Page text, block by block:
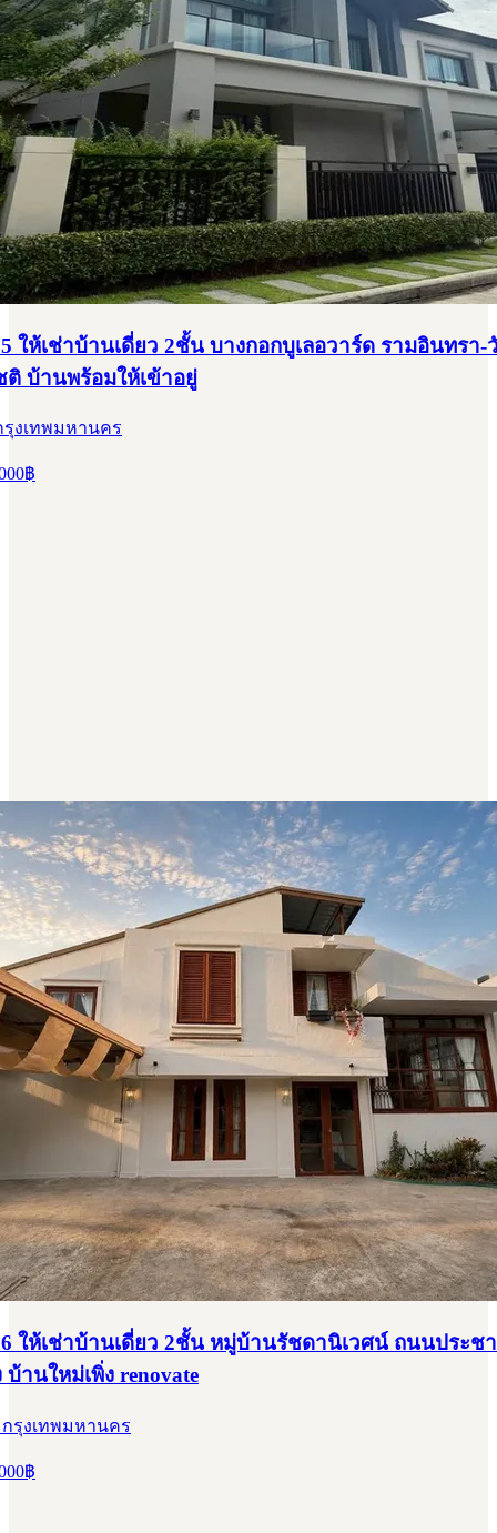
ให้เช่าบ้านเดี่ยว 2ชั้น บางกอกบูเลอวาร์ด รามอินทรา-
บ้านพร้อมให้เข้าอยู่
รุงเทพมหานคร
฿
ให้เช่าบ้านเดี่ยว 2ชั้น หมู่บ้านรัชดานิเวศน์ ถนนประช
านใหม่เพิ่ง renovate
รุงเทพมหานคร
฿